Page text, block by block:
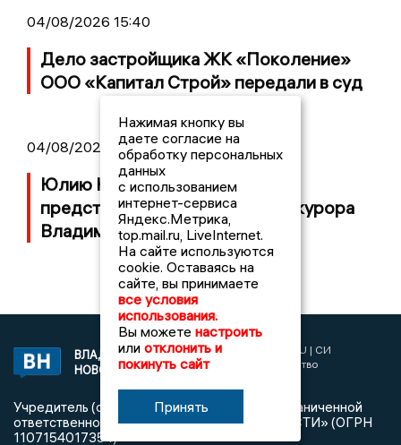
04/08/2026 15:40
Дело застройщика ЖК «Поколение»
ООО «Капитал Строй» передали в суд
04/08/2026 11:36
Юлию Калистову официально
представили в должности прокурора
Владимирской области
ВЛАДИМИРСКИЕ
НОВОСТИ
2017 © NEWSVLADIMIR.RU | СИ
«Информационное агентство
Учредитель (соучредители): Общество с ограниченной
ответственностью «РЕГИОНАЛЬНЫЕ НОВОСТИ» (ОГРН
1107154017354)
Нажимая кнопку вы
даете согласие на
обработку персональных
данных
с использованием
интернет-сервиса
Яндекс.Метрика,
top.mail.ru, LiveInternet.
На сайте используются
cookie. Оставаясь на
сайте, вы принимаете
все условия
использования.
Вы можете настроить
или отклонить и
покинуть сайт
Принять